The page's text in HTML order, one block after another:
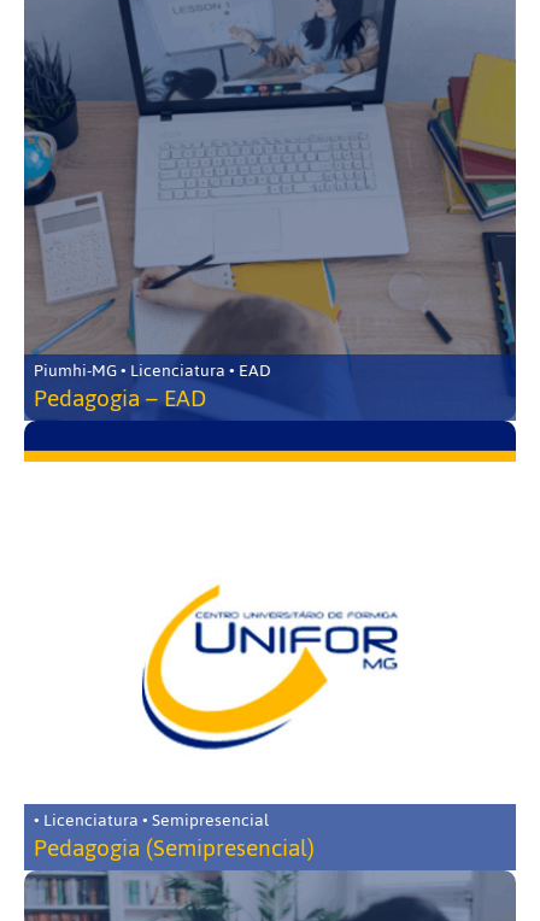
Piumhi-MG • Licenciatura • EAD
Pedagogia – EAD
• Licenciatura • Semipresencial
Pedagogia (Semipresencial)